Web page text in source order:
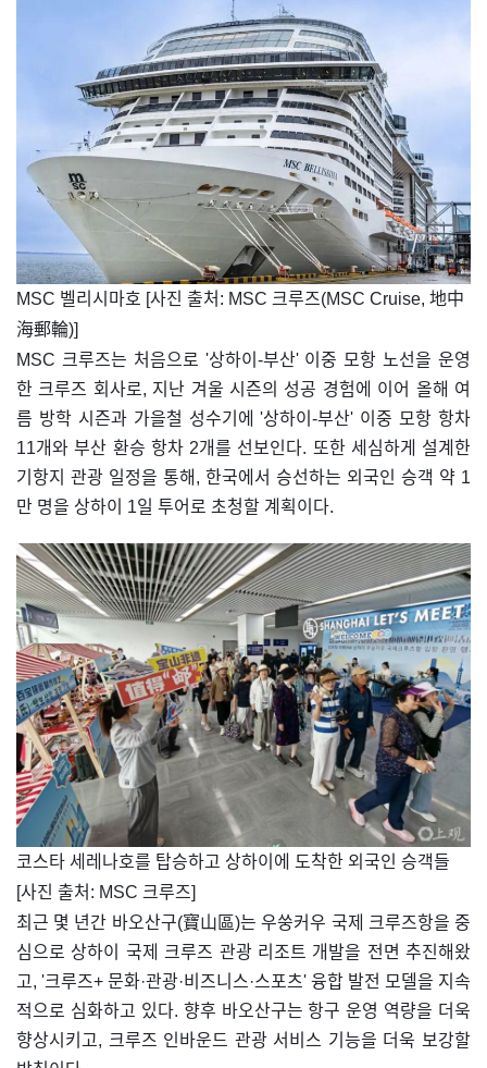
​MSC 벨리시마호 [사진 출처: MSC 크루즈(MSC Cruise, 地中
海郵輪)]
MSC 크루즈는 처음으로 '상하이-부산' 이중 모항 노선을 운영
한 크루즈 회사로, 지난 겨울 시즌의 성공 경험에 이어 올해 여
름 방학 시즌과 가을철 성수기에 '상하이-부산' 이중 모항 항차
11개와 부산 환승 항차 2개를 선보인다. 또한 세심하게 설계한
기항지 관광 일정을 통해, 한국에서 승선하는 외국인 승객 약 1
만 명을 상하이 1일 투어로 초청할 계획이다.
​코스타 세레나호를 탑승하고 상하이에 도착한 외국인 승객들
[사진 출처: MSC 크루즈]
최근 몇 년간 바오산구(寶山區)는 우쑹커우 국제 크루즈항을 중
심으로 상하이 국제 크루즈 관광 리조트 개발을 전면 추진해왔
고, '크루즈+ 문화·관광·비즈니스·스포츠' 융합 발전 모델을 지속
적으로 심화하고 있다. 향후 바오산구는 항구 운영 역량을 더욱
향상시키고, 크루즈 인바운드 관광 서비스 기능을 더욱 보강할